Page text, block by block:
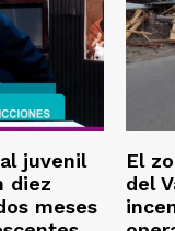
juvenil
diez
meses
El
del